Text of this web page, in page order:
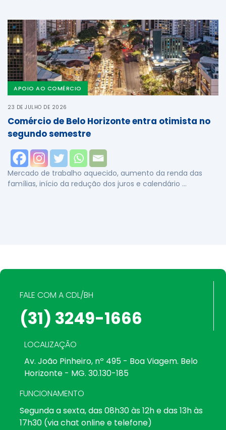
APOIO AO COMÉRCIO
23 DE JULHO DE 2026
Comércio de Belo Horizonte entra otimista no
segundo semestre
Mercado de trabalho aquecido, aumento da renda das
famílias, início da redução dos juros e calendário …
FALE COM A CDL/BH
(31) 3249-1666
LOCALIZAÇÃO
Av. João Pinheiro, nº 495 - Boa Viagem. Belo
Horizonte - MG. 30.130-185
FUNCIONAMENTO
Segunda a sexta, das 08h30 às 12h e das 13h às
17h30 (via chat online e telefone)